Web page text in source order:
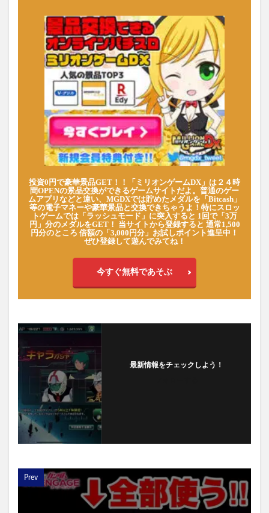
投資0円で豪華景品GET！！「ミリオンゲームDX」は２４時
間OPENの景品交換ができるゲームサイトだよ。普通のゲー
ムアプリなどと違い、MGDXでは貯めたメダルを「Bitcash」
等の電子マネーや豪華景品と交換できちゃうよ！特にスロッ
トゲームでは「ラッシュモード」に突入すると 1回で「3万
円」分のメダルをGET！ 当サイトから登録すると 通常1,500
円分のところ 倍額の「3,000円分」お試しポイント進呈中！
ぜひ登録して遊んでみてね！
今すぐ無料であそぶ
最新情報をチェックしよう！
Prev